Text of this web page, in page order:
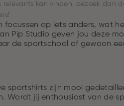
kan vinden, bezoek dan
op iets anders, wat
Pip Studio geven jou deze
de sportschool of gewoon
sportshirts zijn mooi
Wordt jij enthousiast van de